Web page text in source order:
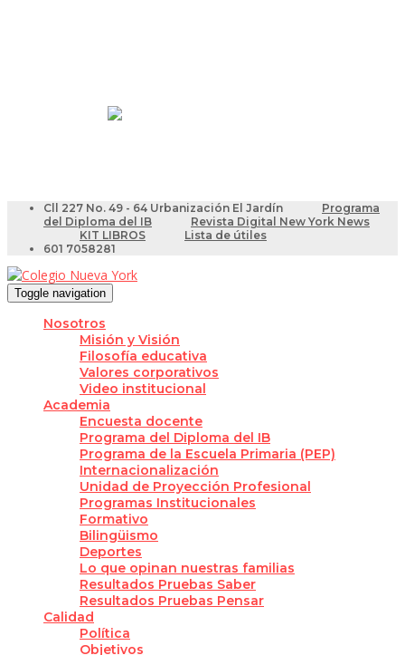
Cll 227 No. 49 - 64 Urbanización El Jardín
Programa
del Diploma del IB
Revista Digital New York News
KIT LIBROS
Lista de útiles
601 7058281
Toggle navigation
Nosotros
Misión y Visión
Filosofía educativa
Valores corporativos
Video institucional
Academia
Encuesta docente
Programa del Diploma del IB
Programa de la Escuela Primaria (PEP)
Internacionalización
Unidad de Proyección Profesional
Programas Institucionales
Formativo
Bilingüismo
Deportes
Lo que opinan nuestras familias
Resultados Pruebas Saber
Resultados Pruebas Pensar
Calidad
Política
Objetivos